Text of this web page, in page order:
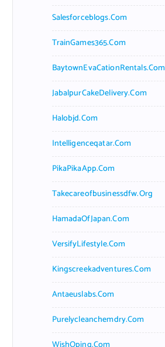
Salesforceblogs.com
TrainGames365.com
BaytownEvaCationRentals.com
JabalpurCakeDelivery.com
Halobjd.com
Intelligenceqatar.com
PikaPikaApp.com
Takecareofbusinessdfw.org
HamadaOfJapan.com
VersifyLifestyle.com
Kingscreekadventures.com
Antaeuslabs.com
Purelycleanchemdry.com